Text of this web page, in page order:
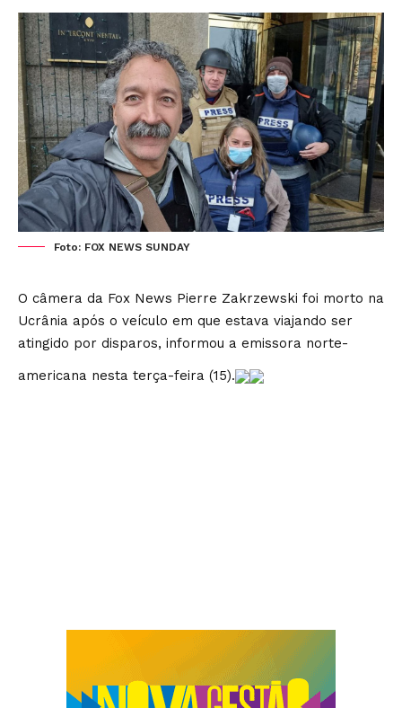
Foto: FOX NEWS SUNDAY
O câmera da Fox News Pierre Zakrzewski foi morto na
Ucrânia após o veículo em que estava viajando ser
atingido por disparos, informou a emissora norte-
americana nesta terça-feira (15).